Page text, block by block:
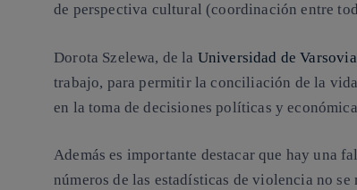
de perspectiva cultural (coordinación entre
Dorota Szelewa, de la Universidad de
trabajo, para permitir la conciliación de la
en la toma de decisiones políticas y
Además es importante destacar que hay una
números de las estadísticas de violencia no